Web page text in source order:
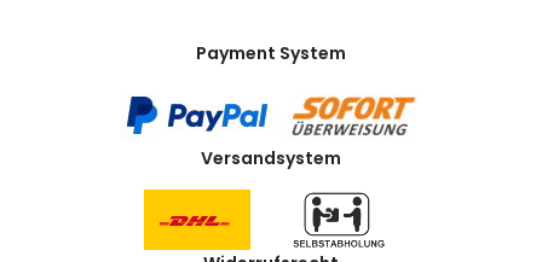
Payment System
Versandsystem